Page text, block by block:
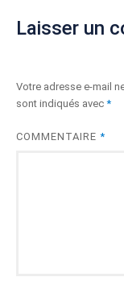
Laisser un
Votre adresse e-mail
sont indiqués avec *
COMMENTAIRE *